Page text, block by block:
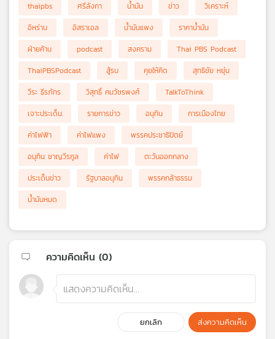
thaipbs ศรีลังกา น้ำมัน ข่าว
วิเคราะห์
อิหร่าน
อิสราเอล น้ำมันแพง
ราคาน้ำมัน
ฝ่ายค้าน
podcast สงคราม
Thai PBS Podcast
ThaiPBSPodcast
สู้รบ คุยให้คิด
สุทธิชัย หยุ่น
วีระ ธีรภัทร
วิสุทธิ์ คมวัชรพงศ์
TalkToThink
เจาะประเด็น
รายการข่าว อนุทิน
การเมืองไทย
ค่าไฟฟ้า
ค่าไฟแพง
พรรคประชาธิปัตย์
อนุทิน ชาญวีรกูล
ค่าไฟ
ตะวันออกกลาง
ประเด็นข่าว
รัฐบาลอนุทิน
พรรคกล้าธรรม
น้ำมันหมด
ความคิดเห็น (0)
ยกเลิก ส่งความคิดเห็น